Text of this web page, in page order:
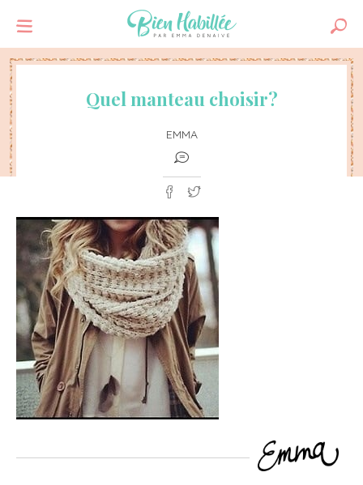
Quel manteau choisir?
EMMA